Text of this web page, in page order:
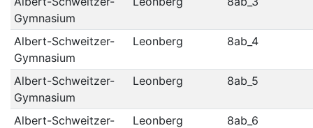
Gymnasium
Albert-Schweitzer-
Gymnasium
Leonberg 8ab_4
Albert-Schweitzer-
Gymnasium
Leonberg 8ab_5
Albert-Schweitzer-
Leonberg 8ab_6